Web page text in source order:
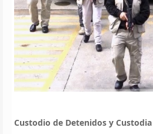
Custodio de Detenidos y